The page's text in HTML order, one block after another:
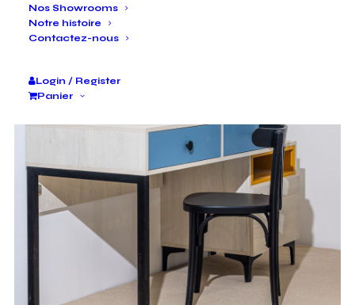
Nos Showrooms
Notre histoire
Contactez-nous
Login / Register
Panier